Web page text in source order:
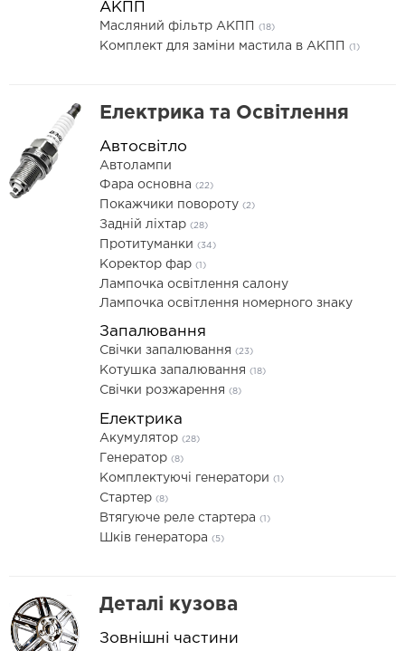
АКПП
Масляний фільтр АКПП (18)
Комплект для заміни мастила в АКПП (1)
Електрика та Освітлення
Автосвітло
Автолампи
Фара основна (22)
Покажчики повороту (2)
Задній ліхтар (28)
Протитуманки (34)
Коректор фар (1)
Лампочка освітлення салону
Лампочка освітлення номерного знаку
Запалювання
Свічки запалювання (23)
Котушка запалювання (18)
Свічки розжарення (8)
Електрика
Акумулятор (28)
Генератор (8)
Комплектуючі генератори (1)
Стартер (8)
Втягуюче реле стартера (1)
Шків генератора (5)
Деталі кузова
Зовнішні частини